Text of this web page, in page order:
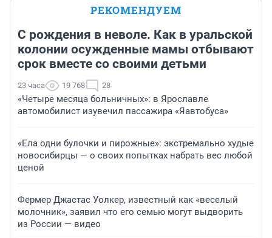
РЕКОМЕНДУЕМ
С рождения в неволе. Как в уральской
колонии осужденные мамы отбывают
срок вместе со своими детьми
23 часа 19 768 28
«Четыре месяца больничных»: в Ярославле
автомобилист изувечил пассажира «Яавтобуса»
«Ела одни булочки и пирожные»: экстремально худые
новосибирцы — о своих попытках набрать вес любой
ценой
Фермер Джастас Уолкер, известный как «веселый
молочник», заявил что его семью могут выдворить
из России — видео